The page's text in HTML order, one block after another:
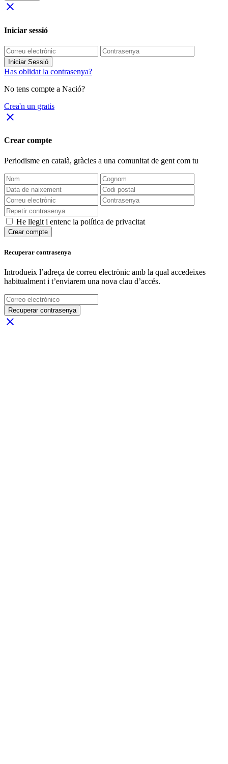
close
Iniciar sessió
Iniciar Sessió
Has oblidat la contrasenya?
No tens compte a Nació?
Crea'n un gratis
close
Crear compte
Periodisme en català, gràcies a una comunitat de gent com tu
He llegit i entenc la política de privacitat
Crear compte
Recuperar contrasenya
Introdueix l’adreça de correu electrònic amb la qual accedeixes
habitualment i t’enviarem una nova clau d’accés.
Recuperar contrasenya
close